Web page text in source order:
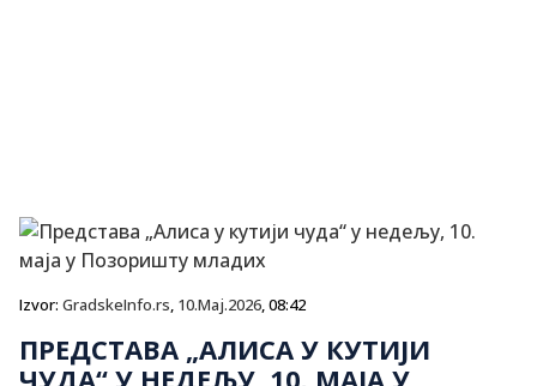
Izvor: GradskeInfo.rs, 10.Maj.2026, 08:42
ПРЕДСТАВА „АЛИСА У КУТИЈИ
ЧУДА“ У НЕДЕЉУ, 10. МАЈА У